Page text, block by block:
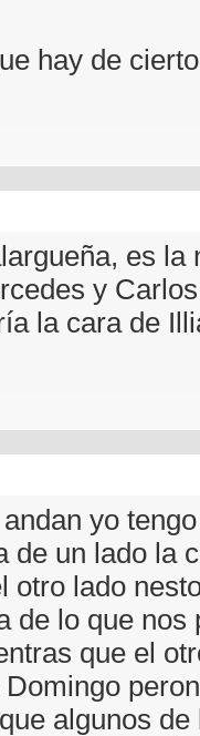
hay de
es la
y
la cara de
yo
de un lado la
otro lado
de lo que nos
que el
algunos de